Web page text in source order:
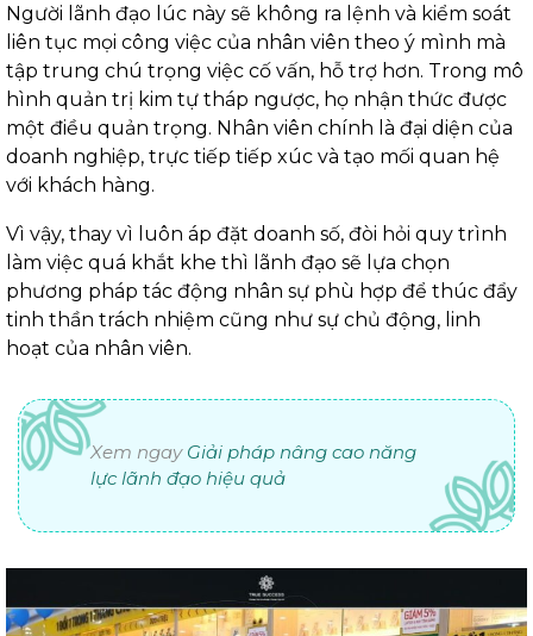
Người lãnh đạo lúc này sẽ không ra lệnh và kiểm soát
liên tục mọi công việc của nhân viên theo ý mình mà
tập trung chú trọng việc cố vấn, hỗ trợ hơn. Trong mô
hình quản trị kim tự tháp ngược, họ nhận thức được
một điều quản trọng. Nhân viên chính là đại diện của
doanh nghiệp, trực tiếp tiếp xúc và tạo mối quan hệ
với khách hàng.
Vì vậy, thay vì luôn áp đặt doanh số, đòi hỏi quy trình
làm việc quá khắt khe thì lãnh đạo sẽ lựa chọn
phương pháp tác động nhân sự phù hợp để thúc đẩy
tinh thần trách nhiệm cũng như sự chủ động, linh
hoạt của nhân viên.
Xem ngay Giải pháp nâng cao năng
lực lãnh đạo hiệu quả